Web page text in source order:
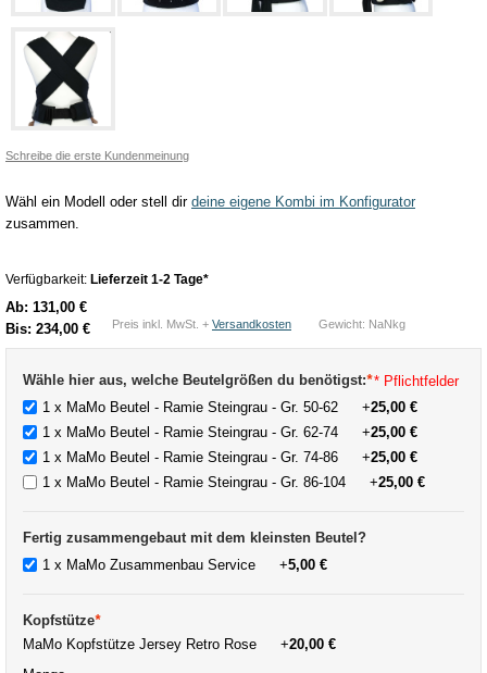
Schreibe die erste Kundenmeinung
Wähl ein Modell oder stell dir deine eigene Kombi im Konfigurator
zusammen.
Verfügbarkeit: Lieferzeit 1-2 Tage*
Ab: 131,00 €
Bis: 234,00 € Preis inkl. MwSt. + Versandkosten Gewicht: NaNkg
Wähle hier aus, welche Beutelgrößen du benötigst:*
1 x MaMo Beutel - Ramie Steingrau - Gr. 50-62
+25,00 €
1 x MaMo Beutel - Ramie Steingrau - Gr. 62-74
+25,00 €
1 x MaMo Beutel - Ramie Steingrau - Gr. 74-86
+25,00 €
1 x MaMo Beutel - Ramie Steingrau - Gr. 86-104
+25,00 €
Fertig zusammengebaut mit dem kleinsten Beutel?
1 x MaMo Zusammenbau Service
+5,00 €
Kopfstütze*
MaMo Kopfstütze Jersey Retro Rose
+20,00 €
* Pflichtfelder